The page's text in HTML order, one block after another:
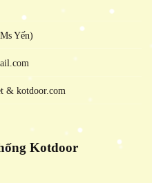
Yến)
& kotdoor.com
Kotdoor